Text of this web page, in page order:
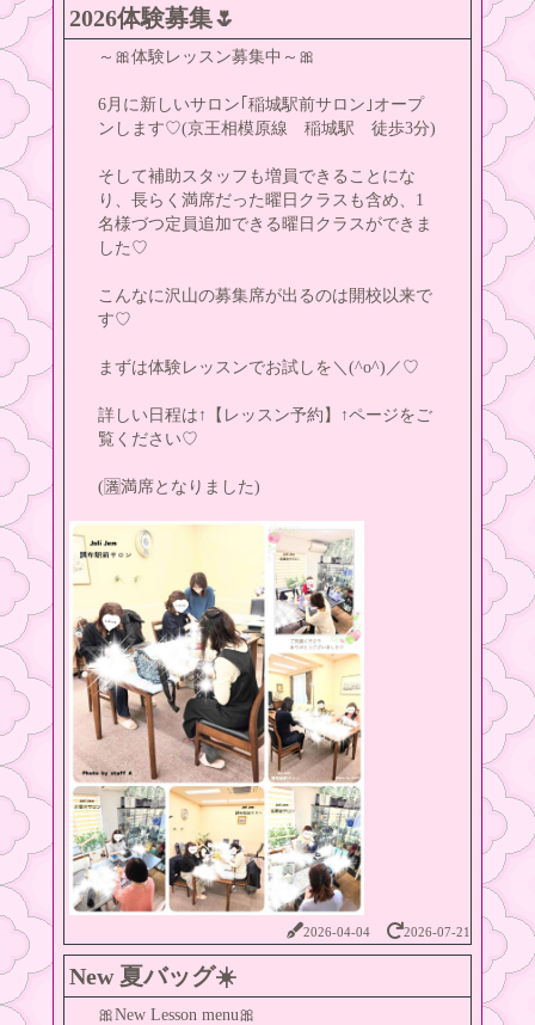
2026体験募集🌷
～🎀体験レッスン募集中～🎀
6月に新しいサロン｢稲城駅前サロン｣オープ
ンします♡(京王相模原線 稲城駅 徒歩3分)
そして補助スタッフも増員できることにな
り、長らく満席だった曜日クラスも含め、1
名様づつ定員追加できる曜日クラスができま
した♡
こんなに沢山の募集席が出るのは開校以来で
す♡
まずは体験レッスンでお試しを＼(^o^)／♡
詳しい日程は↑【レッスン予約】↑ページをご
覧ください♡
(🈵️満席となりました)
2026-04-04 2026-07-21
New 夏バッグ☀️
🎀New Lesson menu🎀